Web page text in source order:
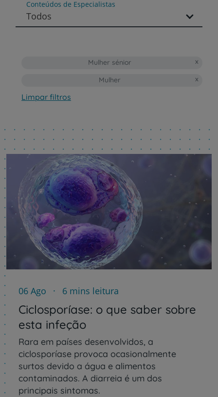
Conteúdos de Especialistas
Todos
Mulher sénior
Mulher
Limpar filtros
06 Ago 6 mins leitura
Ciclosporíase: o que saber sobre
esta infeção
Rara em países desenvolvidos, a
ciclosporíase provoca ocasionalmente
surtos devido a água e alimentos
contaminados. A diarreia é um dos
principais sintomas.